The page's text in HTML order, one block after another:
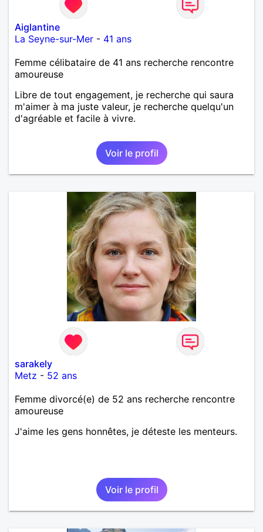
Aiglantine
La Seyne-sur-Mer - 41 ans
Femme célibataire de 41 ans recherche rencontre
amoureuse
Libre de tout engagement, je recherche qui saura
m'aimer à ma juste valeur, je recherche quelqu'un
d'agréable et facile à vivre.
Voir le profil
sarakely
Metz - 52 ans
Femme divorcé(e) de 52 ans recherche rencontre
amoureuse
J'aime les gens honnêtes, je déteste les menteurs.
Voir le profil